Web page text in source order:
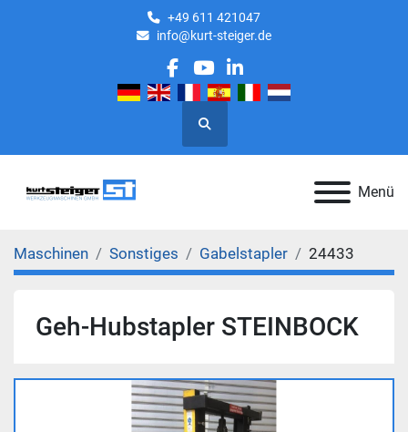
+49 611 421047
info@kurt-steiger.de
facebook
youtube
linkedin
Suche
Menü
Maschinen Sonstiges Gabelstapler 24433
Geh-Hubstapler STEINBOCK